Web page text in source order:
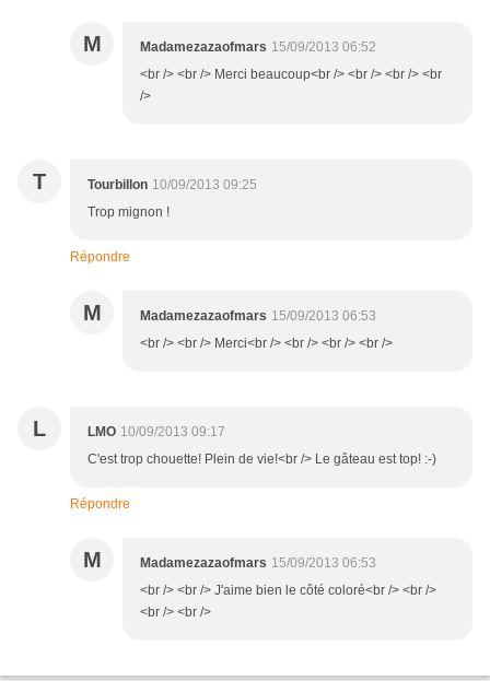
M Madamezazaofmars 15/09/2013 06:52
<br /> <br /> Merci beaucoup<br /> <br /> <br /> <br
/>
T Tourbillon 10/09/2013 09:25
Trop mignon !
Répondre
M Madamezazaofmars 15/09/2013 06:53
<br /> <br /> Merci<br /> <br /> <br /> <br />
L LMO 10/09/2013 09:17
C'est trop chouette! Plein de vie!<br /> Le gâteau est top! :-)
Répondre
M Madamezazaofmars 15/09/2013 06:53
<br /> <br /> J'aime bien le côté coloré<br /> <br />
<br /> <br />